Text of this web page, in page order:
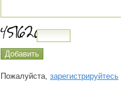
Пожалуйста, зарегистрируйтесь